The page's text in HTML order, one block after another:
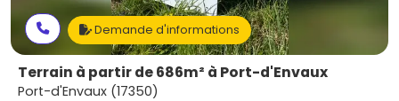
Demande d'informations
Terrain à partir de 686m² à Port-d'Envaux
Port-d'Envaux (17350)